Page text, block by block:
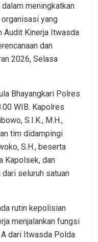
meningkatkan
yang
Audit Kinerja Itwasda
dan
2026, Selasa
Bhayangkari Polres
WIB. Kapolres
S.I.K., M.H.,
tim didampingi
S.H., beserta
Kapolsek, dan
seluruh satuan
rutin kepolisian
menjalankan fungsi
dari Itwasda Polda